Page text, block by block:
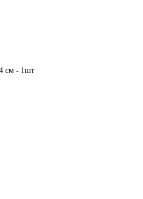
см - 1шт